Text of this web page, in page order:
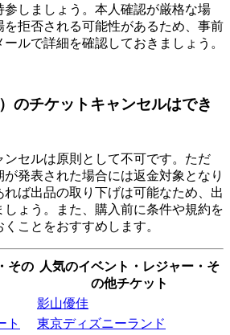
しましょう。本人確認が厳格な場
拒否される可能性があるため、事前
ルで詳細を確認しておきましょう。
のチケットキャンセルはでき
セルは原則として不可です。ただ
が発表された場合には返金対象となり
れば出品の取り下げは可能なため、出
ょう。また、購入前に条件や規約を
ことをおすすめします。
その
人気のイベント・レジャー・そ
の他チケット
影山優佳
ト
東京ディズニーランド